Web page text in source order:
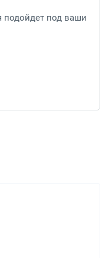
подойдет под ваши